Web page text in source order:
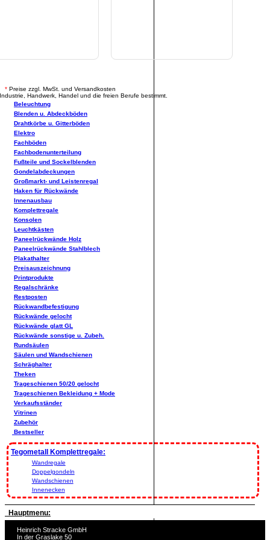
* Preise zzgl. MwSt. und Versandkosten
Handwerk, Handel und die freien Berufe bestimmt.
Beleuchtung
Blenden u. Abdeckböden
Drahtkörbe u. Gitterböden
Elektro
Fachböden
Fachbodenunterteilung
Fußteile und Sockelblenden
Gondelabdeckungen
Großmarkt- und Leistenregal
Haken für Rückwände
Innenausbau
Komplettregale
Konsolen
Leuchtkästen
Paneelrückwände Holz
Paneelrückwände Stahlblech
Plakathalter
Preisauszeichnung
Printprodukte
Regalschränke
Restposten
Rückwandbefestigung
Rückwände gelocht
Rückwände glatt GL
Rückwände sonstige u. Zubeh.
Rundsäulen
Säulen und Wandschienen
Schräghalter
Theken
Trageschienen 50/20 gelocht
Trageschienen Bekleidung + Mode
Verkaufsständer
Vitrinen
Zubehör
Bestseller
Tegometall Komplettregale:
Wandregale
Doppelgondeln
Wandschienen
Innenecken
Hauptmenu:
Heinrich Stracke GmbH
In der Graslake 50